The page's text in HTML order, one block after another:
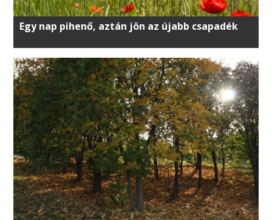
Egy nap pihenő, aztán jön az újabb csapadék